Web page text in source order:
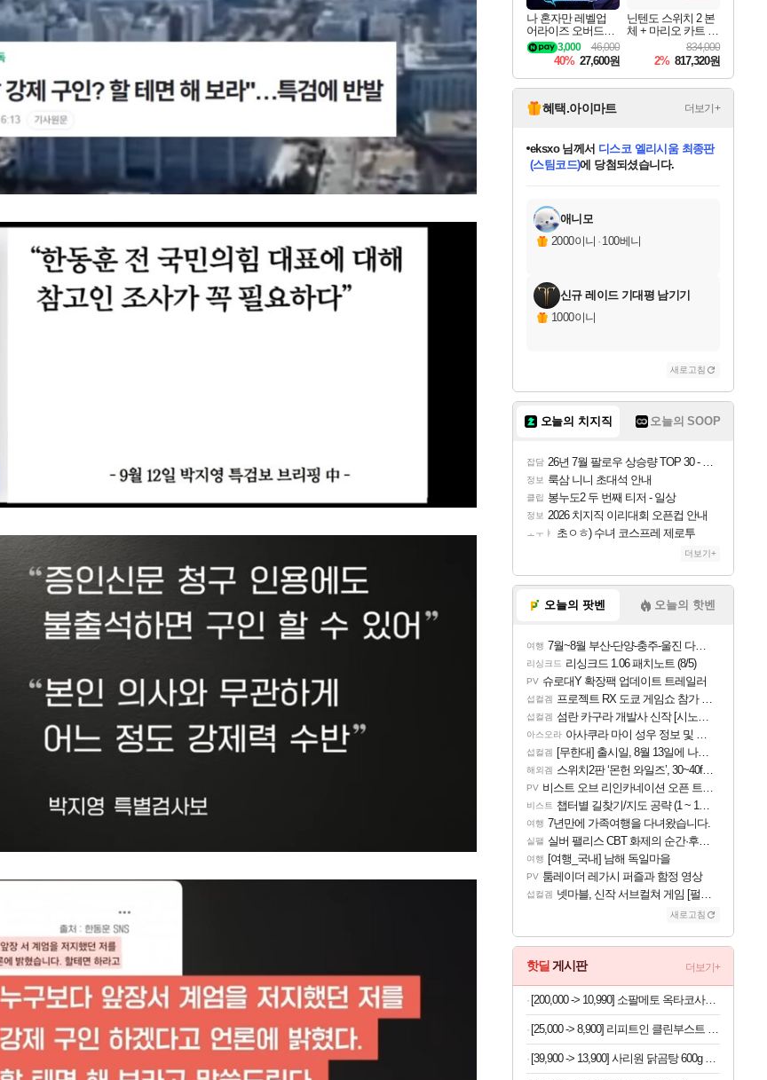
나 혼자만 레벨업
어라이즈 오버드라
이브 Solo Leveling A
rise
46,000
3,000
40% 27,600원
닌텐도 스위치 2 본
체 + 마리오 카트 월
드 + 포켓몬 포코피
아 번들
834,000
2% 817,320원
혜택.아이마트 더보기+
당첨되셨습니다.
당첨되셨습니다.
eksxo님께서 디스코 엘리시움 최종판
(스팀코드)에 당첨되셨습니다.
당첨되셨습니다.
당첨되셨습니다.
에디션 (스팀코드)
당첨되셨습니다.
당첨되셨습니다.
당첨되셨습니다.
당첨되셨습니다.
애니모
2000이니 · 100베니
신규 레이드 기대평 남기기
1000이니
새로고침
오늘의 치지직 오늘의 SOOP
잡담 26년 7월 팔로우 상승량 TOP 30 - 월간 치지직
정보 룩삼 니니 초대석 안내
클립 봉누도2 두 번째 티저 - 일상
정보 2026 치지직 이리대회 오픈컵 안내
ㅗㅜㅑ 초ㅇㅎ) 수녀 코스프레 제로투
더보기+
오늘의 팟벤 오늘의 핫벤
여행 7월~8월 부산-단양-충주-울진 다녀왔어요~
리싱크드 리싱크드 1.06 패치노트 (8/5)
PV 슈로대Y 확장팩 업데이트 트레일러
섭컬겜 프로젝트 RX 도쿄 게임쇼 참가 결정
섭컬겜 섬란 카구라 개발사 신작 [시노비 넥서스] 연내 출시 예정
아스오라 아사쿠라 마이 성우 정보 및 주요 필모
섭컬겜 [무한대] 출시일, 8월 13일에 나오나
해외겜 스위치2판 ‘몬헌 와일즈’, 30~40fps 목표 추정
PV 비스트 오브 리인카네이션 오픈 트레일러
비스트 챕터별 길찾기/지도 공략 (1 ~ 12장)
여행 7년만에 가족여행을 다녀왔습니다.
실팰 실버 팰리스 CBT 화제의 순간·후기 모음
여행 [여행_국내] 남해 독일마을
PV 툼레이더 레가시 퍼즐과 함정 영상
섭컬겜 넷마블, 신작 서브컬쳐 게임 [펄 인 블루] 티저 사이트 오픈
새로고침
핫딜 게시판 더보기+
[200,000 -> 10,990] 소팔메토 옥타코사놀 포맨 x 2박스
[25,000 -> 8,900] 리피트인 클린부스트 주방세제 1L x 2개
[39,900 -> 13,900] 사리원 닭곰탕 600g x 4팩